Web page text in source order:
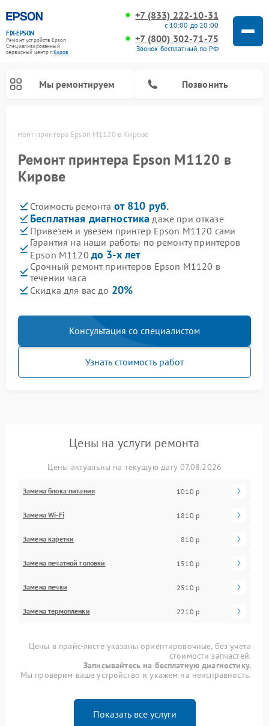
FIX-EPSON
Ремонт устройств Epson
Специализированный
cервисный центр г.Киров
+7 (833) 222-10-31
с 10:00 до 20:00
+7 (800) 302-71-75
Звонок бесплатный по РФ
Мы ремонтируем Позвонить
Ремонт принтера Epson M1120 в Кирове
Ремонт принтера Epson M1120 в
Кирове
Стоимость ремонта от 810 руб.
Бесплатная диагностика даже при отказе
Привезем и увезем принтер Epson M1120 сами
Гарантия на наши работы по ремонту принтеров
Epson M1120 до 3-х лет
Срочный ремонт принтеров Epson M1120 в
течении часа
Скидка для вас до 20%
Консультация со специалистом
Узнать стоимость работ
Цены на услуги ремонта
Цены актуальны на текущую дату 07.08.2026
Замена блока питания 1010 р
Замена Wi-Fi 1810 р
Замена каретки 810 р
Замена печатной головки 1510 р
Замена печки 2510 р
Замена термопленки 2210 р
Цены в прайс-листе указаны ориентировочные, без учета
стоимости запчастей.
Записывайтесь на бесплатную диагностику.
Мы проверим ваше устройство и укажем на неисправность.
Показать все услуги